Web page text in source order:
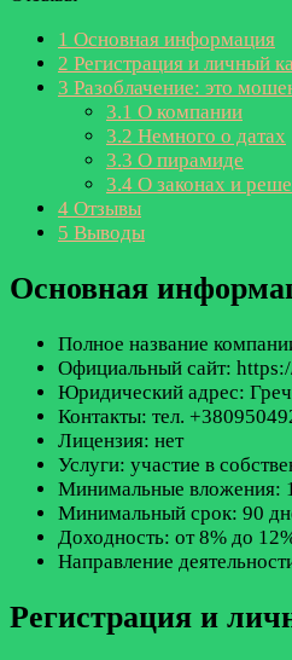
1 Основная информация
2 Регистрация и личный
3 Разоблачение: это
3.1 О компании
3.2 Немного о датах
3.3 О пирамиде
3.4 О законах и
4 Отзывы
5 Выводы
Основная
Полное название
Официальный сайт:
Юридический адрес:
Контакты: тел.
Лицензия: нет
Услуги: участие в
Минимальные вложения:
Минимальный срок: 90
Доходность: от 8% до
Направление
Регистрация и